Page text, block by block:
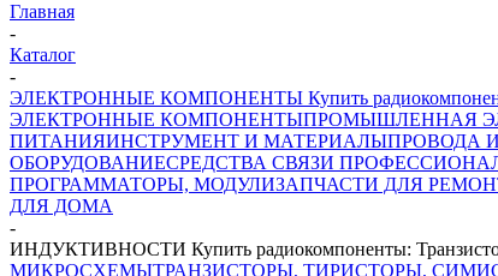
Главная
-
Каталог
-
ЭЛЕКТРОННЫЕ КОМПОНЕНТЫ Купить радиокомпоненты:
ЭЛЕКТРОННЫЕ КОМПОНЕНТЫПРОМЫШЛЕННАЯ
ПИТАНИЯИНСТРУМЕНТ И МАТЕРИАЛЫПРОВОДА
ОБОРУДОВАНИЕСРЕДСТВА СВЯЗИ
ПРОГРАММАТОРЫ, МОДУЛИЗАПЧАСТИ ДЛЯ
ДЛЯ ДОМА
-
ИНДУКТИВНОСТИ Купить радиокомпоненты:
МИКРОСХЕМЫТРАНЗИСТОРЫ, ТИРИСТОРЫ,